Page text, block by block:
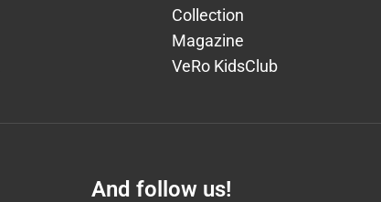
Collection
Magazine
VeRo KidsClub
And follow us!